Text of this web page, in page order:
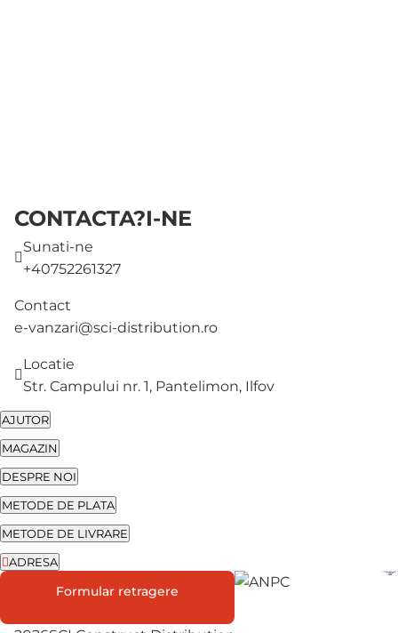
CONTACTA?I-NE
Sunati-ne
+40752261327
Contact
e-vanzari@sci-distribution.ro
Locatie
Str. Campului nr. 1, Pantelimon, Ilfov
AJUTOR
MAGAZIN
DESPRE NOI
METODE DE PLATA
METODE DE LIVRARE
ADRESA
Str. Campului nr. 1
Formular retragere